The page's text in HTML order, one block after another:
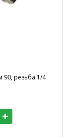
90, резьба 1/4